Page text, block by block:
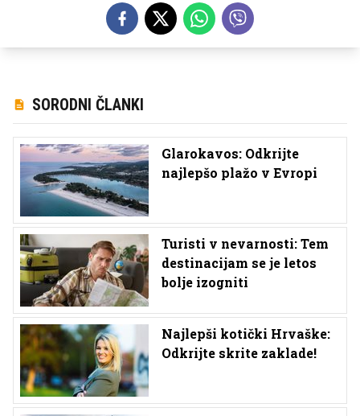
SORODNI ČLANKI
Glarokavos: Odkrijte
najlepšo plažo v Evropi
Turisti v nevarnosti: Tem
destinacijam se je letos
bolje izogniti
Najlepši kotički Hrvaške:
Odkrijte skrite zaklade!